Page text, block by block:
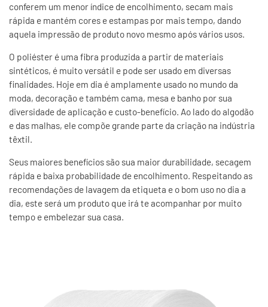
conferem um menor índice de encolhimento, secam mais
rápida e mantém cores e estampas por mais tempo, dando
aquela impressão de produto novo mesmo após vários usos.
O poliéster é uma fibra produzida a partir de materiais
sintéticos, é muito versátil e pode ser usado em diversas
finalidades. Hoje em dia é amplamente usado no mundo da
moda, decoração e também cama, mesa e banho por sua
diversidade de aplicação e custo-benefício. Ao lado do algodão
e das malhas, ele compõe grande parte da criação na indústria
têxtil.
Seus maiores benefícios são sua maior durabilidade, secagem
rápida e baixa probabilidade de encolhimento. Respeitando as
recomendações de lavagem da etiqueta e o bom uso no dia a
dia, este será um produto que irá te acompanhar por muito
tempo e embelezar sua casa.